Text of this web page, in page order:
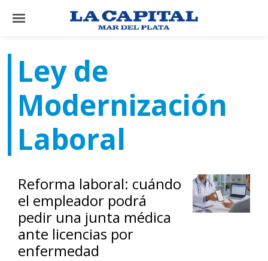
×
País
Mundo
Cultura
Tecnología
Gastronomía
Ley de
Modernización
Laboral
Reforma laboral: cuándo
el empleador podrá
pedir una junta médica
ante licencias por
enfermedad